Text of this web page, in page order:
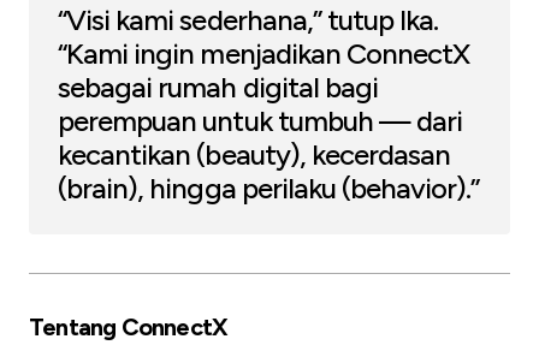
“Visi kami sederhana,” tutup Ika.
“Kami ingin menjadikan ConnectX
sebagai rumah digital bagi
perempuan untuk tumbuh — dari
kecantikan (beauty), kecerdasan
(brain), hingga perilaku (behavior).”
Tentang ConnectX